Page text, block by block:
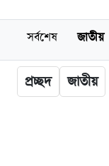
সর্বশেষ জাতীয়
প্রচ্ছদ জাতীয়